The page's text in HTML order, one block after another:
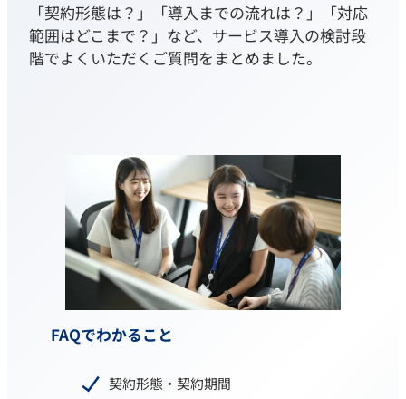
「契約形態は？」「導入までの流れは？」「対応
範囲はどこまで？」など、サービス導入の検討段
階でよくいただくご質問をまとめました。
FAQでわかること
契約形態・契約期間